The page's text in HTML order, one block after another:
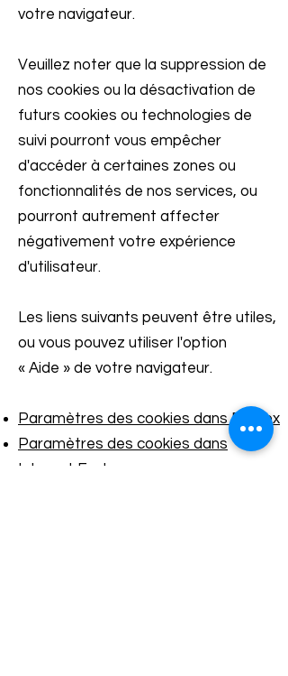
votre navigateur.
Veuillez noter que la suppression de
nos cookies ou la désactivation de
futurs cookies ou technologies de
suivi pourront vous empêcher
d'accéder à certaines zones ou
fonctionnalités de nos services, ou
pourront autrement affecter
négativement votre expérience
d'utilisateur.
Les liens suivants peuvent être utiles,
ou vous pouvez utiliser l'option
« Aide » de votre navigateur.
Paramètres des cookies dans Firefox
Paramètres des cookies dans
Internet Explorer